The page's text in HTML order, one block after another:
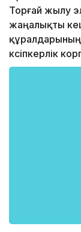
Торғай жылу
жаңалықты
құралдарының
кәсіпкерлік